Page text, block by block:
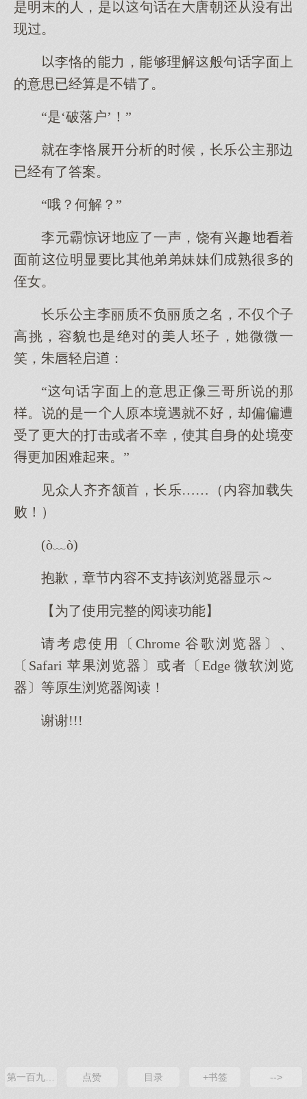
是明末的人，是句话在唐朝从有
现。
李恪的力，够理解般句话字面
的意思已经算是不错了。
“是‘破落户’！”
就在李恪展分析的候，长乐公主那边
已经有了答案。
“哦？何解？”
李元霸惊讶应了一声，饶有兴趣着
面前位明显比其他弟弟妹妹熟很的
侄女。
长乐公主李丽质不负丽质名，不仅子
高挑，容貌是绝的人坯子，微微一
笑，朱轻启：
“句话字面的意思正像三哥所说的那
。说的是一人原本境遇就不，却偏偏遭
受了更的打击或者不幸，使其身的处境变
更加困难。”
见众人齐齐颔首，长乐……（内容加载失
败！）
(ò﹏ò)
抱歉，章节内容不支持该浏览器显示～
【为了使用完整的阅读功能】
请考虑使用〔Chrome 谷歌浏览器〕、
〔Safari 苹果浏览器〕或者〔Edge 微软浏览
器〕等原生浏览器阅读！
谢谢!!!
第一百九十二章 上元灯会
点赞 目录 +书签 -->